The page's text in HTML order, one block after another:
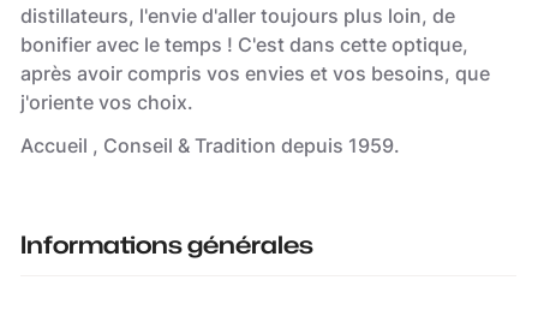
distillateurs, l'envie d'aller toujours plus loin, de
bonifier avec le temps ! C'est dans cette optique,
après avoir compris vos envies et vos besoins, que
j'oriente vos choix.
Accueil , Conseil & Tradition depuis 1959.
Informations générales